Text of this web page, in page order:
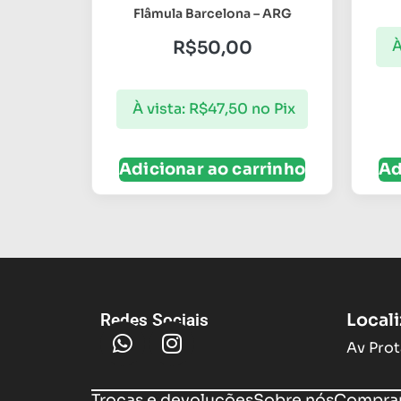
Flâmula Barcelona – ARG
R$50,00
À vista: R$47,50 no Pix
Adicionar ao carrinho
Redes Sociais
Av